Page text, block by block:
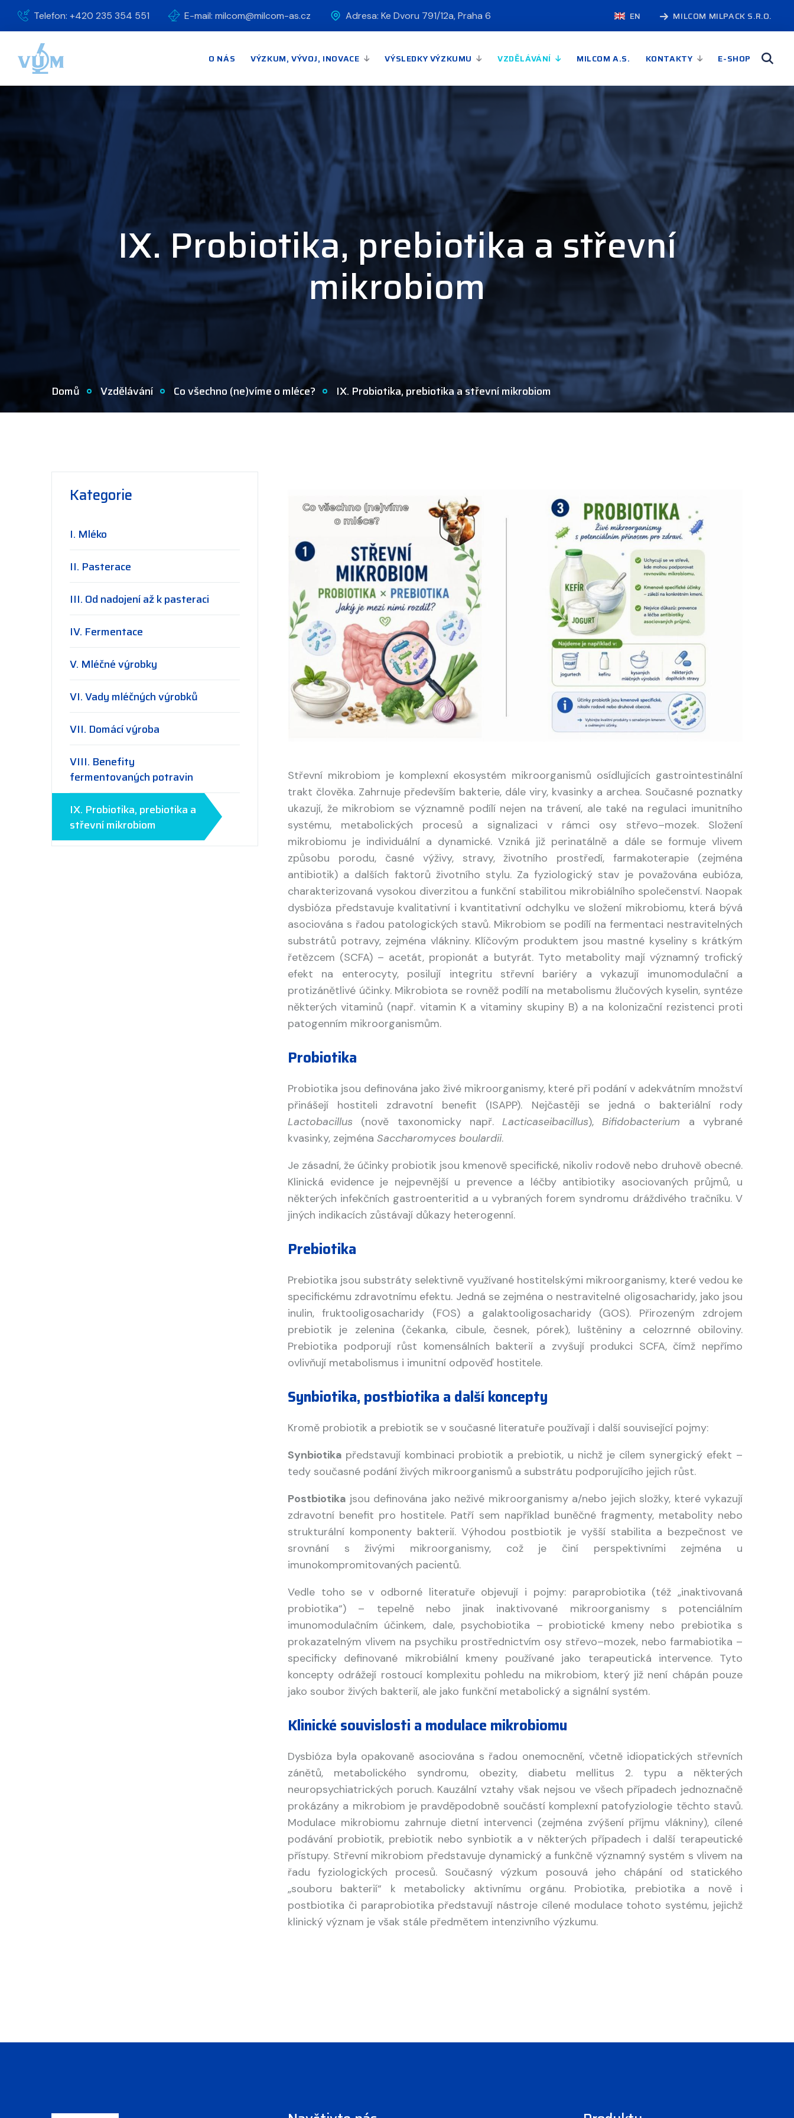
Telefon: +420 235 354 551 E-mail: milcom@milcom-as.cz Adresa: Ke Dvoru 791/12a, Praha 6 EN MILCOM MILPACK S.R.O.
O NÁS VÝZKUM, VÝVOJ, INOVACE VÝSLEDKY VÝZKUMU VZDĚLÁVÁNÍ MILCOM A.S. KONTAKTY E-SHOP
IX. Probiotika, prebiotika a střevní
mikrobiom
Domů Vzdělávání Co všechno (ne)víme o mléce? IX. Probiotika, prebiotika a střevní mikrobiom
Kategorie
I. Mléko
II. Pasterace
III. Od nadojení až k pasteraci
IV. Fermentace
V. Mléčné výrobky
VI. Vady mléčných výrobků
VII. Domácí výroba
VIII. Benefity
fermentovaných potravin
IX. Probiotika, prebiotika a
střevní mikrobiom
Střevní mikrobiom je komplexní ekosystém mikroorganismů osídlujících gastrointestinální
trakt člověka. Zahrnuje především bakterie, dále viry, kvasinky a archea. Současné poznatky
ukazují, že mikrobiom se významně podílí nejen na trávení, ale také na regulaci imunitního
systému, metabolických procesů a signalizaci v rámci osy střevo–mozek. Složení
mikrobiomu je individuální a dynamické. Vzniká již perinatálně a dále se formuje vlivem
způsobu porodu, časné výživy, stravy, životního prostředí, farmakoterapie (zejména
antibiotik) a dalších faktorů životního stylu. Za fyziologický stav je považována eubióza,
charakterizovaná vysokou diverzitou a funkční stabilitou mikrobiálního společenství. Naopak
dysbióza představuje kvalitativní i kvantitativní odchylku ve složení mikrobiomu, která bývá
asociována s řadou patologických stavů. Mikrobiom se podílí na fermentaci nestravitelných
substrátů potravy, zejména vlákniny. Klíčovým produktem jsou mastné kyseliny s krátkým
řetězcem (SCFA) – acetát, propionát a butyrát. Tyto metabolity mají významný trofický
efekt na enterocyty, posilují integritu střevní bariéry a vykazují imunomodulační a
protizánětlivé účinky. Mikrobiota se rovněž podílí na metabolismu žlučových kyselin, syntéze
některých vitaminů (např. vitamin K a vitaminy skupiny B) a na kolonizační rezistenci proti
patogenním mikroorganismům.
Probiotika
Probiotika jsou definována jako živé mikroorganismy, které při podání v adekvátním množství
přinášejí hostiteli zdravotní benefit (ISAPP). Nejčastěji se jedná o bakteriální rody
Lactobacillus (nově taxonomicky např.Lacticaseibacillus),Bifidobacterium a vybrané
kvasinky, zejména Saccharomyces boulardii.
Je zásadní, že účinky probiotik jsou kmenově specifické, nikoliv rodově nebo druhově obecné.
Klinická evidence je nejpevnější u prevence a léčby antibiotiky asociovaných průjmů, u
některých infekčních gastroenteritid a u vybraných forem syndromu dráždivého tračníku. V
jiných indikacích zůstávají důkazy heterogenní.
Prebiotika
Prebiotika jsou substráty selektivně využívané hostitelskými mikroorganismy, které vedou ke
specifickému zdravotnímu efektu. Jedná se zejména o nestravitelné oligosacharidy, jako jsou
inulin, fruktooligosacharidy (FOS) a galaktooligosacharidy (GOS). Přirozeným zdrojem
prebiotik je zelenina (čekanka, cibule, česnek, pórek), luštěniny a celozrnné obiloviny.
Prebiotika podporují růst komensálních bakterií a zvyšují produkci SCFA, čímž nepřímo
ovlivňují metabolismus i imunitní odpověď hostitele.
Synbiotika, postbiotika a další koncepty
Kromě probiotik a prebiotik se v současné literatuře používají i další související pojmy:
Synbiotika představují kombinaci probiotik a prebiotik, u nichž je cílem synergický efekt –
tedy současné podání živých mikroorganismů a substrátu podporujícího jejich růst.
Postbiotika jsou definována jako neživé mikroorganismy a/nebo jejich složky, které vykazují
zdravotní benefit pro hostitele. Patří sem například buněčné fragmenty, metabolity nebo
strukturální komponenty bakterií. Výhodou postbiotik je vyšší stabilita a bezpečnost ve
srovnání s živými mikroorganismy, což je činí perspektivními zejména u
imunokompromitovaných pacientů.
Vedle toho se v odborné literatuře objevují i pojmy: paraprobiotika (též „inaktivovaná
probiotika“) – tepelně nebo jinak inaktivované mikroorganismy s potenciálním
imunomodulačním účinkem, dale, psychobiotika – probiotické kmeny nebo prebiotika s
prokazatelným vlivem na psychiku prostřednictvím osy střevo–mozek, nebo farmabiotika –
specificky definované mikrobiální kmeny používané jako terapeutická intervence. Tyto
koncepty odrážejí rostoucí komplexitu pohledu na mikrobiom, který již není chápán pouze
jako soubor živých bakterií, ale jako funkční metabolický a signální systém.
Klinické souvislosti a modulace mikrobiomu
Dysbióza byla opakovaně asociována s řadou onemocnění, včetně idiopatických střevních
zánětů, metabolického syndromu, obezity, diabetu mellitus 2. typu a některých
neuropsychiatrických poruch. Kauzální vztahy však nejsou ve všech případech jednoznačně
prokázány a mikrobiom je pravděpodobně součástí komplexní patofyziologie těchto stavů.
Modulace mikrobiomu zahrnuje dietní intervenci (zejména zvýšení příjmu vlákniny), cílené
podávání probiotik, prebiotik nebo synbiotik a v některých případech i další terapeutické
přístupy. Střevní mikrobiom představuje dynamický a funkčně významný systém s vlivem na
řadu fyziologických procesů. Současný výzkum posouvá jeho chápání od statického
„souboru bakterií“ k metabolicky aktivnímu orgánu. Probiotika, prebiotika a nově i
postbiotika či paraprobiotika představují nástroje cílené modulace tohoto systému, jejichž
klinický význam je však stále předmětem intenzivního výzkumu.